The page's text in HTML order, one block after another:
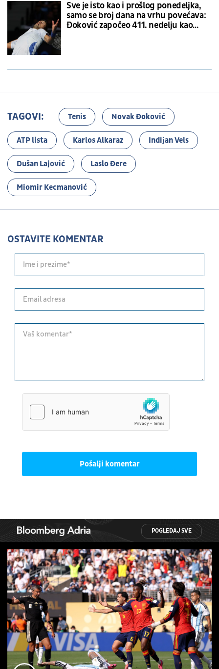
Sve je isto kao i prošlog ponedeljka,
samo se broj dana na vrhu povećava:
Đoković započeo 411. nedelju kao
TAGOVI: Tenis Novak Đoković
ATP lista Karlos Alkaraz Indijan Vels
Dušan Lajović Laslo Đere
Miomir Kecmanović
OSTAVITE KOMENTAR
Pošalji komentar
POGLEDAJ SVE